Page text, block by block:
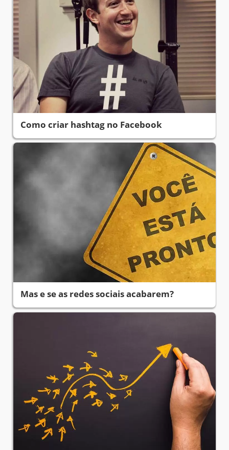
Como criar hashtag no Facebook
Mas e se as redes sociais acabarem?